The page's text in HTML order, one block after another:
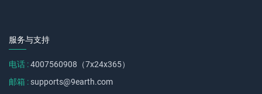
服务与支持
电话 :4007560908（7x24x365）
邮箱 : supports@9earth.com